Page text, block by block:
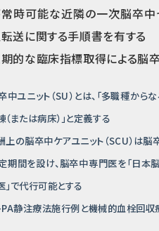
時可能な近隣の一次脳卒中
送に関する手順書を有する
的な臨床指標取得による脳
中ユニット（SU）とは、「多職種
または病床）」と定義する
の脳卒中ケアユニット（SCU）は脳
期間を設け、脳卒中専門医を「日
で代行可能とする
静注療法施行例と機械的血栓回収